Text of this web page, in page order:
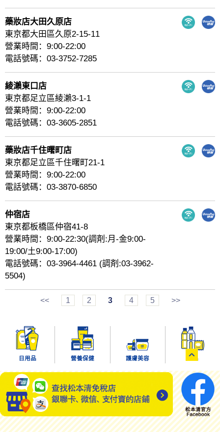
藥妝店大田久原店
東京都大田區久原2-15-11
營業時間：9:00-22:00
電話號碼：03-3752-7285
綾瀨東口店
東京都足立區綾瀨3-1-1
營業時間：9:00-22:00
電話號碼：03-3605-2851
藥妝店千住曙町店
東京都足立區千住曙町21-1
營業時間：9:00-22:00
電話號碼：03-3870-6850
仲宿店
東京都板橋區仲宿41-8
營業時間：9:00-22:30(調剤:月-金9:00-
19:00/土9:00-17:00)
電話號碼：03-3964-4461 (調剤:03-3962-
5504)
<< 1 2 3 4 5 >>
日用品 營養保健 護膚美容 食品